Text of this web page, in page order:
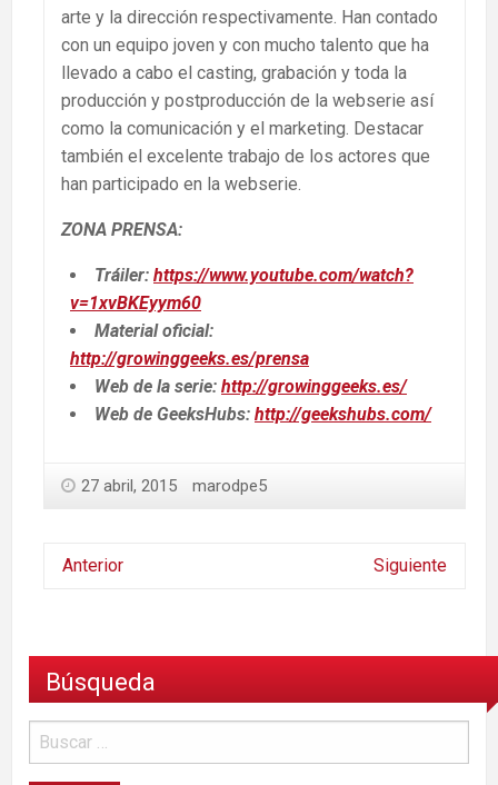
arte y la dirección respectivamente. Han contado
con un equipo joven y con mucho talento que ha
llevado a cabo el casting, grabación y toda la
producción y postproducción de la webserie así
como la comunicación y el marketing. Destacar
también el excelente trabajo de los actores que
han participado en la webserie.
ZONA PRENSA:
Tráiler: https://www.youtube.com/watch?
v=1xvBKEyym60
Material oficial:
http://growinggeeks.es/prensa
Web de la serie: http://growinggeeks.es/
Web de GeeksHubs: http://geekshubs.com/
27 abril, 2015 marodpe5
Anterior Siguiente
Búsqueda